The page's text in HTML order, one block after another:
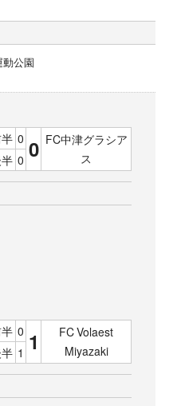
動公園
0 0 FC中津グラシア
ス
0
0 1
FC Volaest
Miyazaki
1